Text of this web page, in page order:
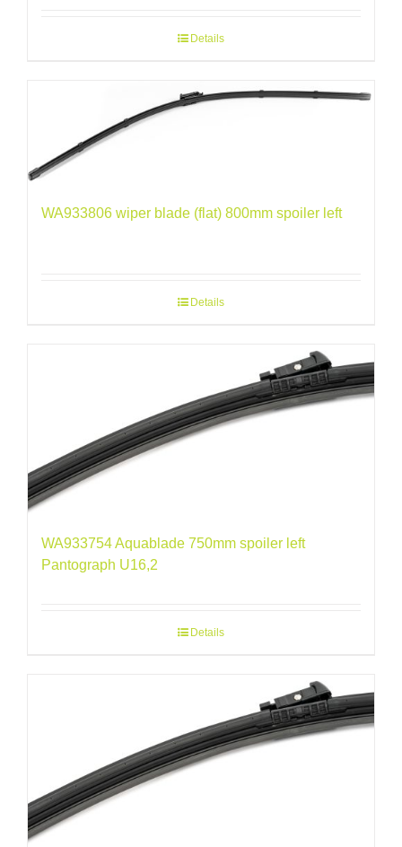
Details
WA933806 wiper blade (flat) 800mm spoiler left
Details
WA933754 Aquablade 750mm spoiler left
Pantograph U16,2
Details